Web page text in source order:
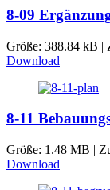
8-09
Größe: 388.84 kB |
Download
8-11
Größe: 1.48 MB |
Download